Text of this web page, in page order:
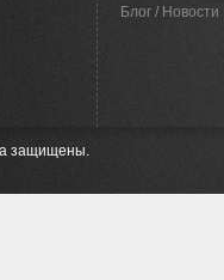
Блог / Новости
защищены.